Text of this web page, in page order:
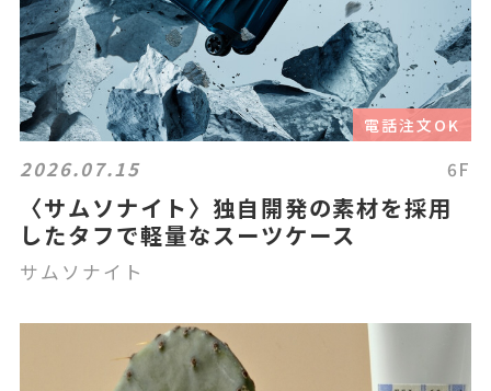
電話注文OK
2026.07.15 6F
〈サムソナイト〉独自開発の素材を採用
したタフで軽量なスーツケース
サムソナイト